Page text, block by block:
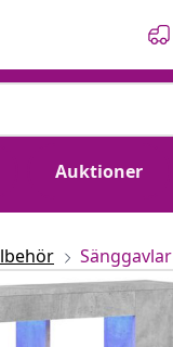
Auktioner
Sänggavlar